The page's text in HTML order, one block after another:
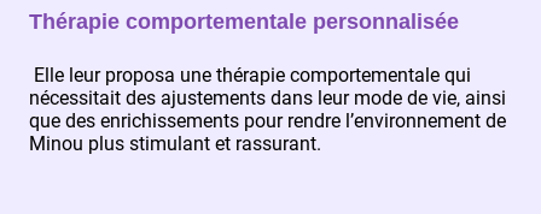
Thérapie comportementale personnalisée
Elle leur proposa une thérapie comportementale qui
nécessitait des ajustements dans leur mode de vie, ainsi
que des enrichissements pour rendre l’environnement de
Minou plus stimulant et rassurant.